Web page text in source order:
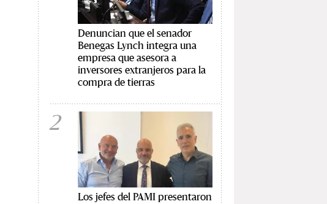
Denuncian que el senador
Benegas Lynch integra una
empresa que asesora a
inversores extranjeros para la
compra de tierras
2
Los jefes del PAMI presentaron